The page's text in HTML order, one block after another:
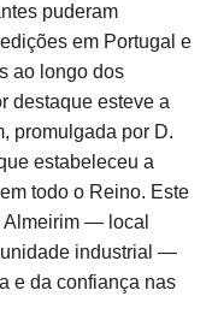
puderam
em Portugal e
ao longo dos
destaque esteve a
promulgada por D.
estabeleceu a
todo o Reino. Este
Almeirim — local
unidade industrial —
e da confiança nas